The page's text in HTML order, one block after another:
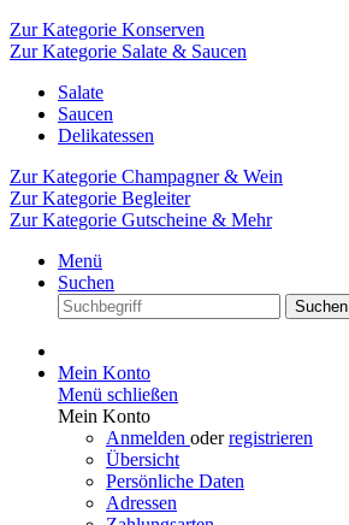
Zur Kategorie Konserven
Zur Kategorie Salate & Saucen
Salate
Saucen
Delikatessen
Zur Kategorie Champagner & Wein
Zur Kategorie Begleiter
Zur Kategorie Gutscheine & Mehr
Menü
Suchen
Suchen
Mein Konto
Menü schließen
Mein Konto
Anmelden oderregistrieren
Übersicht
Persönliche Daten
Adressen